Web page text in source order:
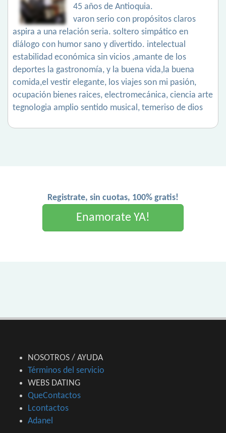
45 años de Antioquia.
varon serio con propósitos claros
aspira a una relación seria. soltero simpático en
diálogo con humor sano y divertido. intelectual
estabilidad económica sin vicios ,amante de los
deportes la gastronomía, y la buena vida,la buena
comida,el vestir elegante, los viajes son mi pasión,
ocupación bienes raices, electromecánica, ciencia arte
tegnologia amplio sentido musical, temeriso de dios
Registrate, sin cuotas, 100% gratis!
Enamorate YA!
NOSOTROS / AYUDA
Términos del servicio
WEBS DATING
QueContactos
Lcontactos
Adanel